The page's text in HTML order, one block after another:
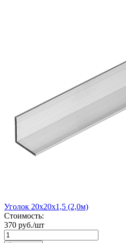
Уголок 20х20х1,5 (2,0м)
Стоимость:
370 руб./шт